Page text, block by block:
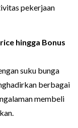
pekerjaan
hingga Bonus
suku bunga
berbagai
membeli